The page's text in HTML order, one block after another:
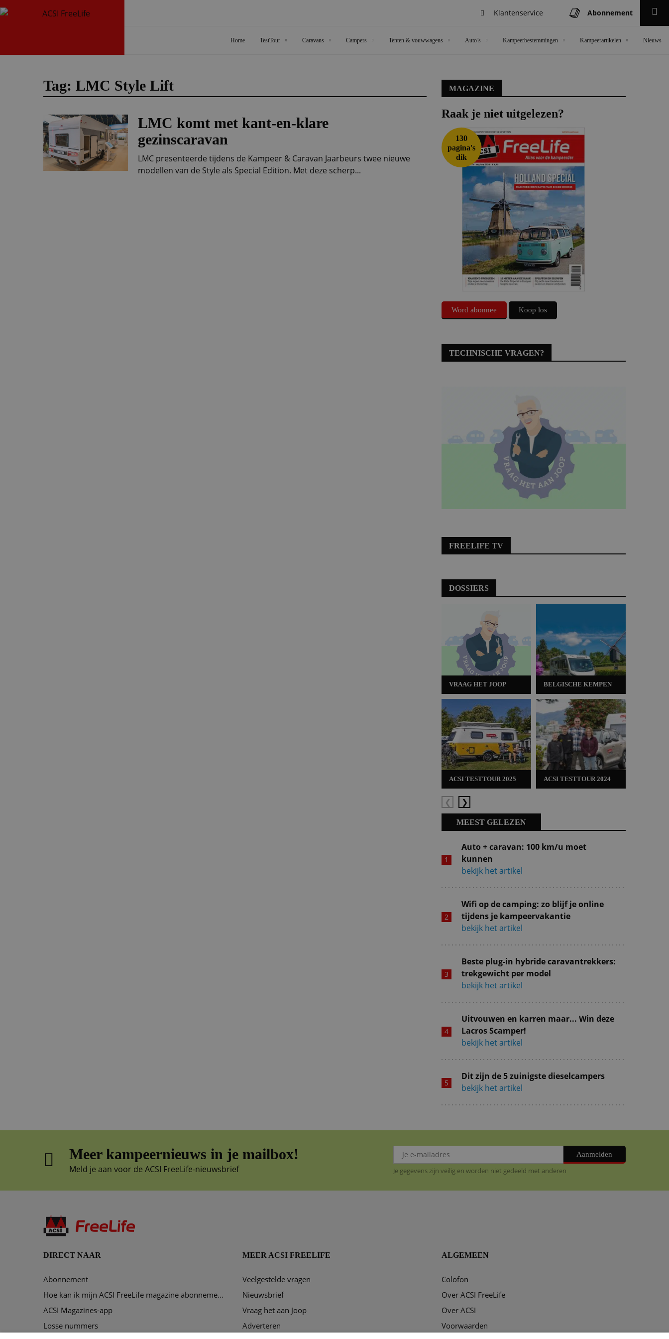
Klantenservice Abonnement
Home TestTour Caravans Campers Tenten & vouwwagens Auto’s Kampeerbestemmingen Kampeerartikelen Nieuws
Tag: LMC Style Lift
LMC komt met kant-en-klare
gezinscaravan
LMC presenteerde tijdens de Kampeer & Caravan Jaarbeurs twee nieuwe
modellen van de Style als Special Edition. Met deze scherp...
MAGAZINE
Raak je niet uitgelezen?
130
pagina's
dik
Word abonnee Koop los
TECHNISCHE VRAGEN?
FREELIFE TV
DOSSIERS
VRAAG HET JOOP
ACSI TESTTOUR 2025
BELGISCHE KEMPEN
ACSI TESTTOUR 2024
VorigeVolgende
MEEST GELEZEN
Auto + caravan: 100 km/u moet
kunnen
bekijk het artikel
Wifi op de camping: zo blijf je online
tijdens je kampeervakantie
bekijk het artikel
Beste plug-in hybride caravantrekkers:
trekgewicht per model
bekijk het artikel
Uitvouwen en karren maar... Win deze
Lacros Scamper!
bekijk het artikel
Dit zijn de 5 zuinigste dieselcampers
bekijk het artikel
Meer kampeernieuws in je mailbox!
Meld je aan voor de ACSI FreeLife-nieuwsbrief
Aanmelden
Je gegevens zijn veilig en worden niet gedeeld met anderen
DIRECT NAAR
Abonnement
Hoe kan ik mijn ACSI FreeLife magazine abonnement opzeggen?
ACSI Magazines-app
Losse nummers
MEER ACSI FREELIFE
Veelgestelde vragen
Nieuwsbrief
Vraag het aan Joop
Adverteren
ALGEMEEN
Colofon
Over ACSI FreeLife
Over ACSI
Voorwaarden